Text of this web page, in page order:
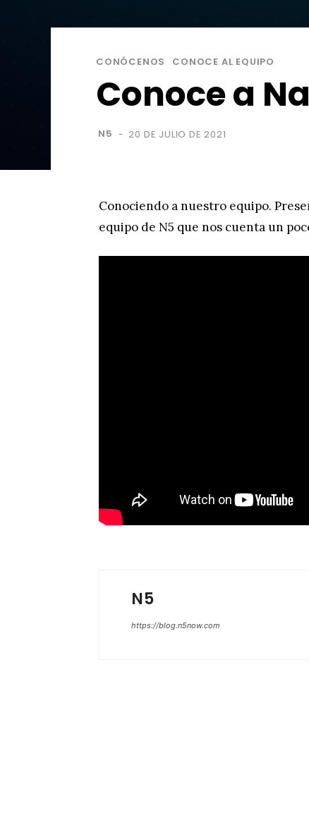
CONÓCENOS CONOCE AL EQUIPO
Conoce a
N5 - 20 DE JULIO DE 2021
Conociendo a nuestro equipo.
equipo de N5 que nos cuenta un
N5
https://blog.n5now.com